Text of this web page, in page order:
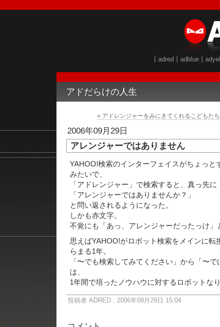
adred adblue
アドだらけの人生
« アドレンジャーをみにきてくれるこどもた
2006年09月29日
アレンジャーではありません
YAHOO!検索のインターフェイスがちょっと
みたいで、
「アドレンジャー」で検索すると、真っ先に
「アレンジャーではありませんか？」
と問い返されるようになった。
しかも赤文字。
不覚にも「あっ、アレンジャーだったっけ
思えばYAHOO!がロボット検索をメインに転
らまる1年。
「〜でも検索してみてください」から「〜
は、
1年間で培ったノウハウに対するロボットな
投稿者 ADRED : 2006年09月29日 15:04